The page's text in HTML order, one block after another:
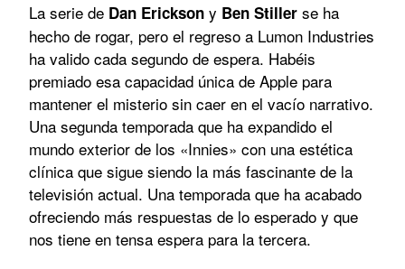
La serie de Dan Erickson y Ben Stiller se ha
hecho de rogar, pero el regreso a Lumon Industries
ha valido cada segundo de espera. Habéis
premiado esa capacidad única de Apple para
mantener el misterio sin caer en el vacío narrativo.
Una segunda temporada que ha expandido el
mundo exterior de los «Innies» con una estética
clínica que sigue siendo la más fascinante de la
televisión actual. Una temporada que ha acabado
ofreciendo más respuestas de lo esperado y que
nos tiene en tensa espera para la tercera.